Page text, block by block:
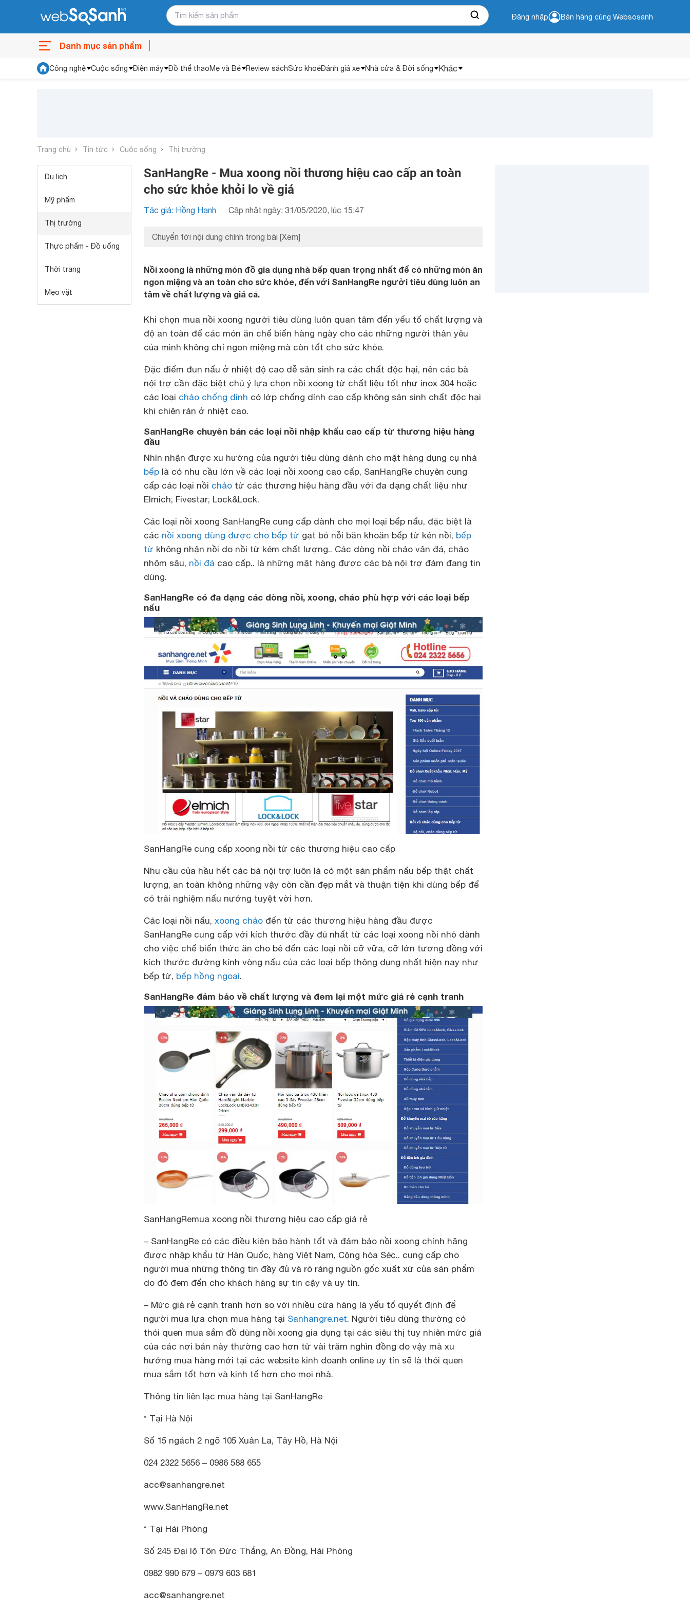
Đăng nhập Bán hàng cùng Websosanh
Danh mục sản phẩm
Công nghệ Cuộc sống Điện máy Đồ thể thaoMẹ và Bé Review sáchSức khoẻĐánh giá xe Nhà cửa & Đời sống Khác
Trang chủ Tin tức Cuộc sống Thị trường
Du lịch
Mỹ phẩm
Thị trường
Thực phẩm - Đồ uống
Thời trang
Mẹo vặt
SanHangRe - Mua xoong nồi thương hiệu cao cấp an toàn
cho sức khỏe khỏi lo về giá
Tác giả: Hồng Hạnh Cập nhật ngày: 31/05/2020, lúc 15:47
Chuyển tới nội dung chính trong bài [Xem]
Nồi xoong là những món đồ gia dụng nhà bếp quan trọng nhất để có những món ăn
ngon miệng và an toàn cho sức khỏe, đến với SanHangRe người tiêu dùng luôn an
tâm về chất lượng và giá cả.
Khi chọn mua nồi xoong người tiêu dùng luôn quan tâm đến yếu tố chất lượng và
độ an toàn để các món ăn chế biến hàng ngày cho các những người thân yêu
của mình không chỉ ngon miệng mà còn tốt cho sức khỏe.
Đặc điểm đun nấu ở nhiệt độ cao dễ sản sinh ra các chất độc hại, nên các bà
nội trợ cần đặc biệt chú ý lựa chọn nồi xoong từ chất liệu tốt như inox 304 hoặc
các loại chảo chống dính có lớp chống dính cao cấp không sản sinh chất độc hại
khi chiên rán ở nhiệt cao.
SanHangRe chuyên bán các loại nồi nhập khẩu cao cấp từ thương hiệu hàng
đầu
Nhìn nhận được xu hướng của người tiêu dùng dành cho mặt hàng dụng cụ nhà
bếp là có nhu cầu lớn về các loại nồi xoong cao cấp, SanHangRe chuyên cung
cấp các loại nồi chảo từ các thương hiệu hàng đầu với đa dạng chất liệu như
Elmich; Fivestar; Lock&Lock.
Các loại nồi xoong SanHangRe cung cấp dành cho mọi loại bếp nấu, đặc biệt là
các nồi xoong dùng được cho bếp từ gạt bỏ nỗi băn khoăn bếp từ kén nồi, bếp
từ không nhận nồi do nồi từ kém chất lượng.. Các dòng nồi chảo vân đá, chảo
nhôm sâu, nồi đá cao cấp.. là những mặt hàng được các bà nội trợ đảm đang tin
dùng.
SanHangRe có đa dạng các dòng nồi, xoong, chảo phù hợp với các loại bếp
nấu
SanHangRe cung cấp xoong nồi từ các thương hiệu cao cấp
Nhu cầu của hầu hết các bà nội trợ luôn là có một sản phẩm nấu bếp thật chất
lượng, an toàn không những vậy còn cần đẹp mắt và thuận tiện khi dùng bếp để
có trải nghiệm nấu nướng tuyệt vời hơn.
Các loại nồi nấu, xoong chảo đến từ các thương hiệu hàng đầu được
SanHangRe cung cấp với kích thước đầy đủ nhất từ các loại xoong nồi nhỏ dành
cho việc chế biến thức ăn cho bé đến các loại nồi cỡ vữa, cỡ lớn tương đồng với
kích thước đường kính vòng nấu của các loại bếp thông dụng nhất hiện nay như
bếp từ, bếp hồng ngoại.
SanHangRe đảm bảo về chất lượng và đem lại một mức giá rẻ cạnh tranh
SanHangRemua xoong nồi thương hiệu cao cấp giá rẻ
– SanHangRe có các điều kiện bảo hành tốt và đảm bảo nồi xoong chính hãng
được nhập khẩu từ Hàn Quốc, hàng Việt Nam, Cộng hòa Séc.. cung cấp cho
người mua những thông tin đầy đủ và rõ ràng nguồn gốc xuất xứ của sản phẩm
do đó đem đến cho khách hàng sự tin cậy và uy tín.
– Mức giá rẻ cạnh tranh hơn so với nhiều cửa hàng là yếu tố quyết định để
người mua lựa chọn mua hàng tại Sanhangre.net. Người tiêu dùng thường có
thói quen mua sắm đồ dùng nồi xoong gia dụng tại các siêu thị tuy nhiên mức giá
của các nơi bán này thường cao hơn từ vài trăm nghìn đồng do vậy mà xu
hướng mua hàng mới tại các website kinh doanh online uy tín sẽ là thói quen
mua sắm tốt hơn và kinh tế hơn cho mọi nhà.
Thông tin liên lạc mua hàng tại SanHangRe
* Tại Hà Nội
Số 15 ngách 2 ngõ 105 Xuân La, Tây Hồ, Hà Nội
024 2322 5656 – 0986 588 655
acc@sanhangre.net
www.SanHangRe.net
* Tại Hải Phòng
Số 245 Đại lộ Tôn Đức Thắng, An Đồng, Hải Phòng
0982 990 679 – 0979 603 681
acc@sanhangre.net